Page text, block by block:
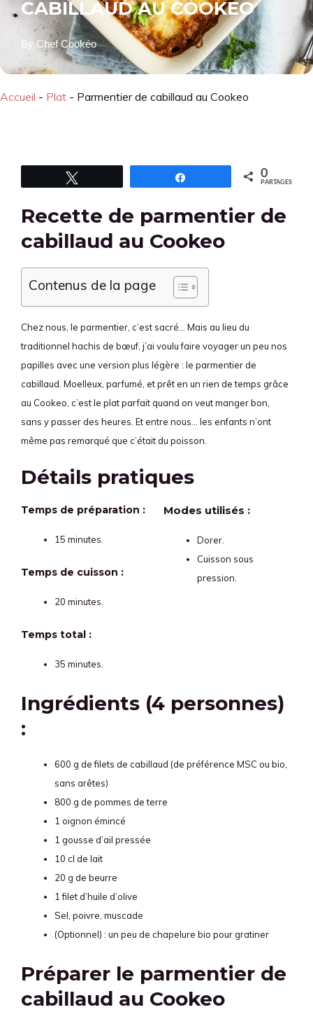
CABILLAUD AU COOKEO
By Chef Cookéo
Accueil - Plat - Parmentier de cabillaud au Cookeo
0
PARTAGES
Recette de parmentier de
cabillaud au Cookeo
Contenus de la page
Chez nous, le parmentier, c’est sacré… Mais au lieu du
traditionnel hachis de bœuf, j’ai voulu faire voyager un peu nos
papilles avec une version plus légère : le parmentier de
cabillaud. Moelleux, parfumé, et prêt en un rien de temps grâce
au Cookeo, c’est le plat parfait quand on veut manger bon,
sans y passer des heures. Et entre nous… les enfants n’ont
même pas remarqué que c’était du poisson.
Détails pratiques
Temps de préparation :
15 minutes.
Temps de cuisson :
20 minutes.
Temps total :
35 minutes.
Modes utilisés :
Dorer.
Cuisson sous
pression.
Ingrédients (4 personnes)
:
600 g de filets de cabillaud (de préférence MSC ou bio,
sans arêtes)
800 g de pommes de terre
1 oignon émincé
1 gousse d’ail pressée
10 cl de lait
20 g de beurre
1 filet d’huile d’olive
Sel, poivre, muscade
(Optionnel) : un peu de chapelure bio pour gratiner
Préparer le parmentier de
cabillaud au Cookeo